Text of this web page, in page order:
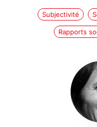
Subjectivité
Rapports